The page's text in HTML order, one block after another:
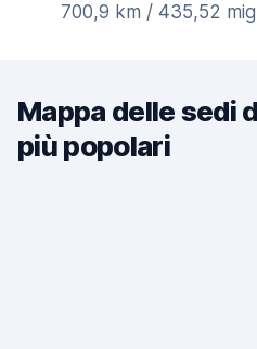
700,9 km / 435,52
Mappa delle sedi
più popolari